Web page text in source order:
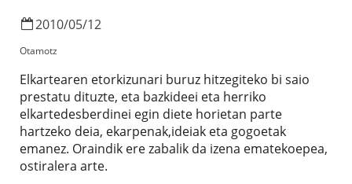
2010/05/12
Otamotz
Elkartearen etorkizunari buruz hitzegiteko bi saio
prestatu dituzte, eta bazkideei eta herriko
elkartedesberdinei egin diete horietan parte
hartzeko deia, ekarpenak,ideiak eta gogoetak
emanez. Oraindik ere zabalik da izena ematekoepea,
ostiralera arte.